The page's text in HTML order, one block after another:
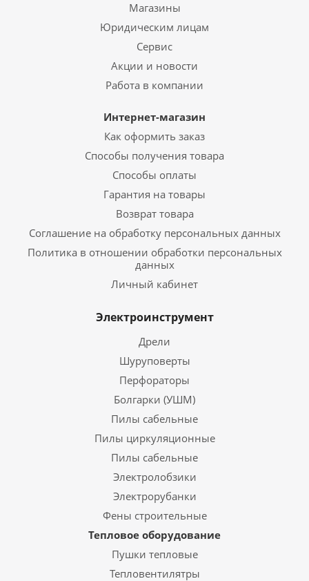
Магазины
Юридическим лицам
Сервис
Акции и новости
Работа в компании
Интернет-магазин
Как оформить заказ
Способы получения товара
Способы оплаты
Гарантия на товары
Возврат товара
Соглашение на обработку персональных данных
Политика в отношении обработки персональных
данных
Личный кабинет
Электроинструмент
Дрели
Шуруповерты
Перфораторы
Болгарки (УШМ)
Пилы сабельные
Пилы циркуляционные
Пилы сабельные
Электролобзики
Электрорубанки
Фены строительные
Тепловое оборудование
Пушки тепловые
Тепловентилятры